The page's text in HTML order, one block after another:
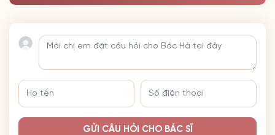
GỬI CÂU HỎI CHO BÁC SĨ